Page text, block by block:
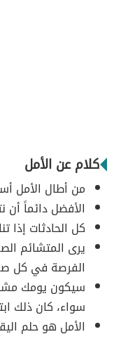
كلام عن الأمل
من أطال الأمل
الأفضل دائماً أن
كل الحادثات إذا
يرى المتشائم
الفرصة في كل
سيكون يومك
سواء، كان ذلك
الأمل هو حلم